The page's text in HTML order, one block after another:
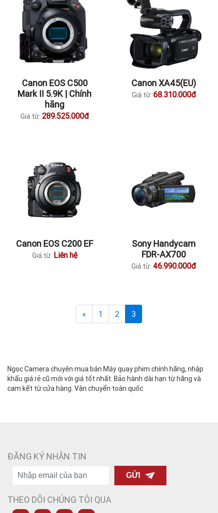
Canon EOS C500
Mark II 5.9K | Chính
hãng
Giá từ: 289.525.000đ
Canon XA45(EU)
Giá từ: 68.310.000đ
Canon EOS C200 EF
Giá từ: Liên hệ
Sony Handycam
FDR-AX700
Giá từ: 46.990.000đ
« 1 2 3
Ngọc Camera chuyên mua bán Máy quay phim chính hãng, nhập
khẩu giá rẻ cũ mới với giá tốt nhất. Bảo hành dài hạn từ hãng và
cam kết từ cửa hàng. Vận chuyển toàn quốc.
ĐĂNG KÝ NHẬN TIN
GỬI
THEO DÕI CHÚNG TÔI QUA